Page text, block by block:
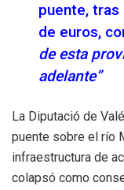
puente, tras
de euros,
de esta
adelante”
La Diputació de
puente sobre el río
infraestructura de
colapsó como